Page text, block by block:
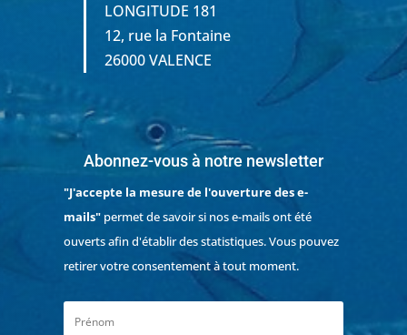
LONGITUDE 181
12, rue la Fontaine
26000 VALENCE
Abonnez-vous à notre newsletter
"J'accepte la mesure de l'ouverture des e-
mails"permet de savoir si nos e-mails ont été
ouverts afin d'établir des statistiques. Vous pouvez
retirer votre consentement à tout moment.